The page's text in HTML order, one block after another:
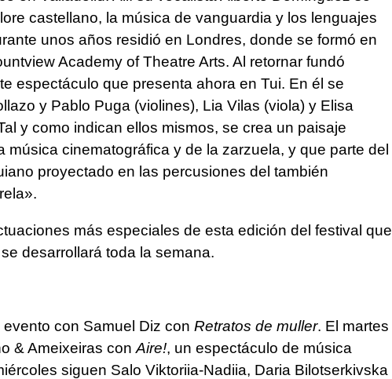
castellano, la música de vanguardia y los lenguajes
unos años residió en Londres, donde se formó en
Academy of Theatre Arts. Al retornar fundó
espectáculo que presenta ahora en Tui. En él se
y Pablo Puga (violines), Lia Vilas (viola) y Elisa
y como indican ellos mismos, se crea un paisaje
música cinematográfica y de la zarzuela, y que parte del
proyectado en las percusiones del también
más especiales de esta edición del festival que
desarrollará toda la semana.
con Samuel Diz con Retratos de muller. El martes
& Ameixeiras con Aire!, un espectáculo de música
siguen Salo Viktoriia-Nadiia, Daria Bilotserkivska